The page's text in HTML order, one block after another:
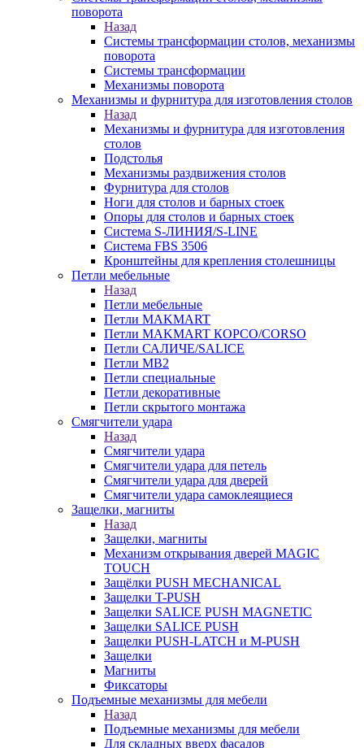
поворота
Назад
Системы трансформации столов, механизмы
поворота
Системы трансформации
Механизмы поворота
Механизмы и фурнитура для изготовления столов
Назад
Механизмы и фурнитура для изготовления
столов
Подстолья
Механизмы раздвижения столов
Фурнитура для столов
Ноги для столов и барных стоек
Опоры для столов и барных стоек
Система S-ЛИНИЯ/S-LINE
Система FBS 3506
Кронштейны для крепления столешницы
Петли мебельные
Назад
Петли мебельные
Петли MAKMART
Петли MAKMART КОРСО/CORSO
Петли САЛИЧЕ/SALICE
Петли MB2
Петли специальные
Петли декоративные
Петли скрытого монтажа
Смягчители удара
Назад
Смягчители удара
Смягчители удара для петель
Смягчители удара для дверей
Cмягчители удара самоклеящиеся
Защелки, магниты
Назад
Защелки, магниты
Механизм открывания дверей MAGIC
TOUCH
Защёлки PUSH MECHANICAL
Защелки T-PUSH
Защелки SALICE PUSH MAGNETIC
Защелки SALICE PUSH
Защелки PUSH-LATCH и M-PUSH
Защелки
Магниты
Фиксаторы
Подъемные механизмы для мебели
Назад
Подъемные механизмы для мебели
Для складных вверх фасадов